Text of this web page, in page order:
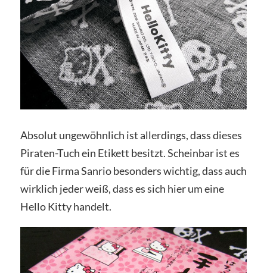
Absolut ungewöhnlich ist allerdings, dass dieses
Piraten-Tuch ein Etikett besitzt. Scheinbar ist es
für die Firma Sanrio besonders wichtig, dass auch
wirklich jeder weiß, dass es sich hier um eine
Hello Kitty handelt.